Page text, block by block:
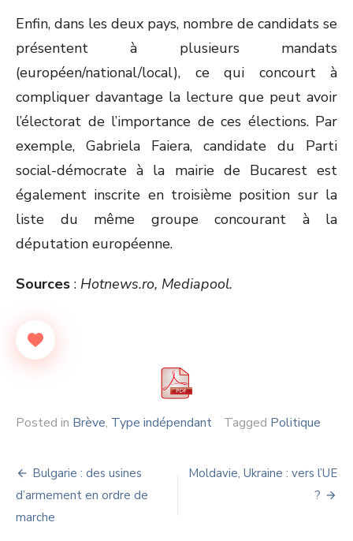
Enfin, dans les deux pays, nombre de candidats se
présentent à plusieurs mandats
(européen/national/local), ce qui concourt à
compliquer davantage la lecture que peut avoir
l’électorat de l’importance de ces élections. Par
exemple, Gabriela Faiera, candidate du Parti
social-démocrate à la mairie de Bucarest est
également inscrite en troisième position sur la
liste du même groupe concourant à la
députation européenne.
Sources : Hotnews.ro, Mediapool.
Posted in Brève, Type indépendant Tagged Politique
Navigation
de
l’article
Bulgarie : des usines
d’armement en ordre de
marche
Moldavie, Ukraine : vers l’UE
?